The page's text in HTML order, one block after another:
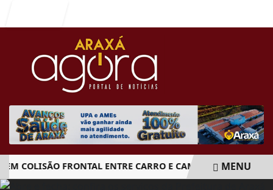
COLISÃO FRONTAL ENTRE CARRO E CAMINHÃO NA BR-262
MENU